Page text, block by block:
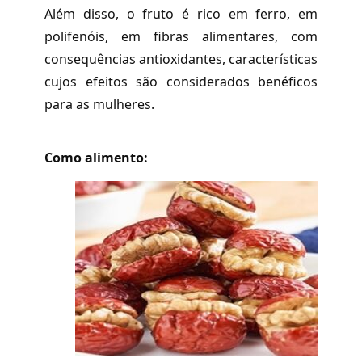
Além disso, o fruto é rico em ferro, em
polifenóis, em fibras alimentares, com
consequências antioxidantes, características
cujos efeitos são considerados benéficos
para as mulheres.
Como alimento: